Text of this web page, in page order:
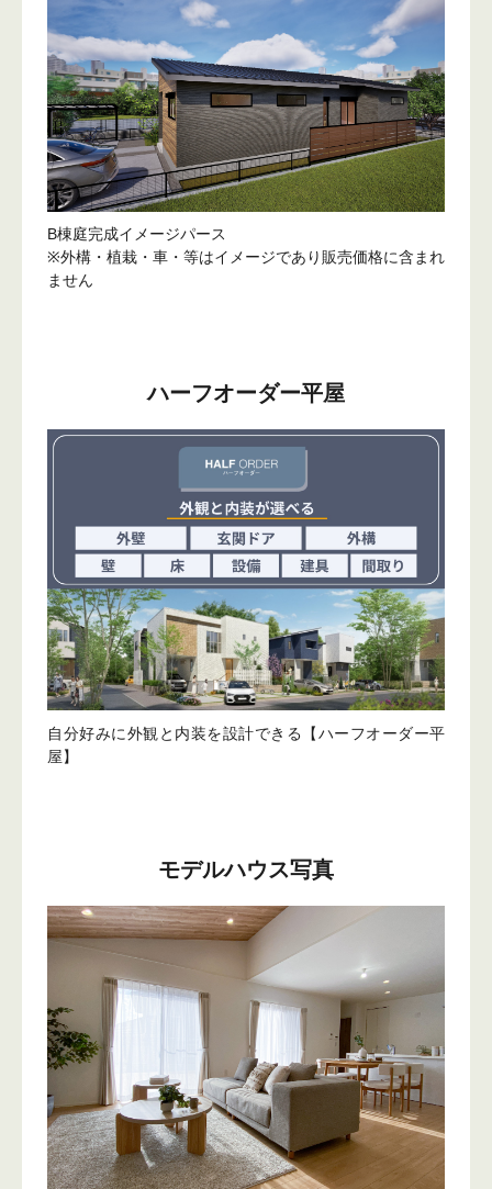
B棟庭完成イメージパース
※外構・植栽・車・等はイメージであり販売価格に含まれ
ません
ハーフオーダー平屋
自分好みに外観と内装を設計できる【ハーフオーダー平
屋】
モデルハウス写真